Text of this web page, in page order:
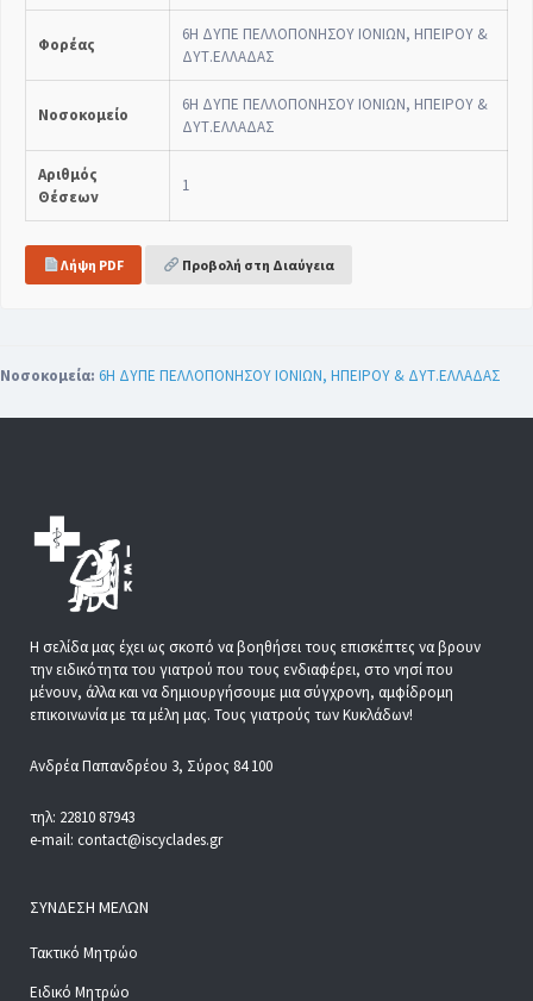
Φορέας
6Η ΔΥΠΕ ΠΕΛΛΟΠΟΝΗΣΟΥ ΙΟΝΙΩΝ, ΗΠΕΙΡΟΥ &
ΔΥΤ.ΕΛΛΑΔΑΣ
Νοσοκομείο
6Η ΔΥΠΕ ΠΕΛΛΟΠΟΝΗΣΟΥ ΙΟΝΙΩΝ, ΗΠΕΙΡΟΥ &
ΔΥΤ.ΕΛΛΑΔΑΣ
Αριθμός
Θέσεων
1
Λήψη PDF Προβολή στη Διαύγεια
Νοσοκομεία: 6Η ΔΥΠΕ ΠΕΛΛΟΠΟΝΗΣΟΥ ΙΟΝΙΩΝ, ΗΠΕΙΡΟΥ & ΔΥΤ.ΕΛΛΑΔΑΣ
Η σελίδα μας έχει ως σκοπό να βοηθήσει τους επισκέπτες να βρουν
την ειδικότητα του γιατρού που τους ενδιαφέρει, στο νησί που
μένουν, άλλα και να δημιουργήσουμε μια σύγχρονη, αμφίδρομη
επικοινωνία με τα μέλη μας. Τους γιατρούς των Κυκλάδων!
Ανδρέα Παπανδρέου 3, Σύρος 84 100
τηλ: 22810 87943
e-mail: contact@iscyclades.gr
ΣΎΝΔΕΣΗ ΜΕΛΏΝ
Τακτικό Μητρώο
Ειδικό Μητρώο